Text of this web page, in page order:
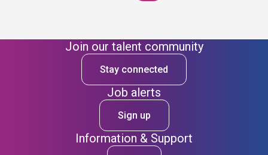
Join our talent community
Stay connected
Job alerts
Sign up
Information & Support